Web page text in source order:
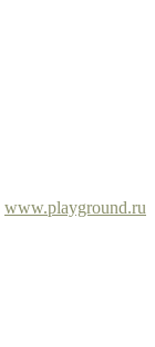
www.playground.ru